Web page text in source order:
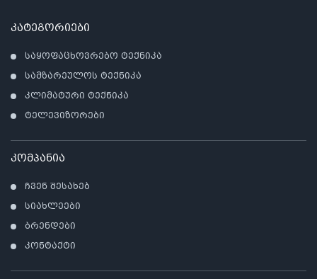
კატეგორიები
საყოფაცხოვრებო ტექნიკა
სამზარეულოს ტექნიკა
კლიმატური ტექნიკა
ტელევიზორები
კომპანია
ჩვენ შესახებ
სიახლეები
ბრენდები
კონტაქტი